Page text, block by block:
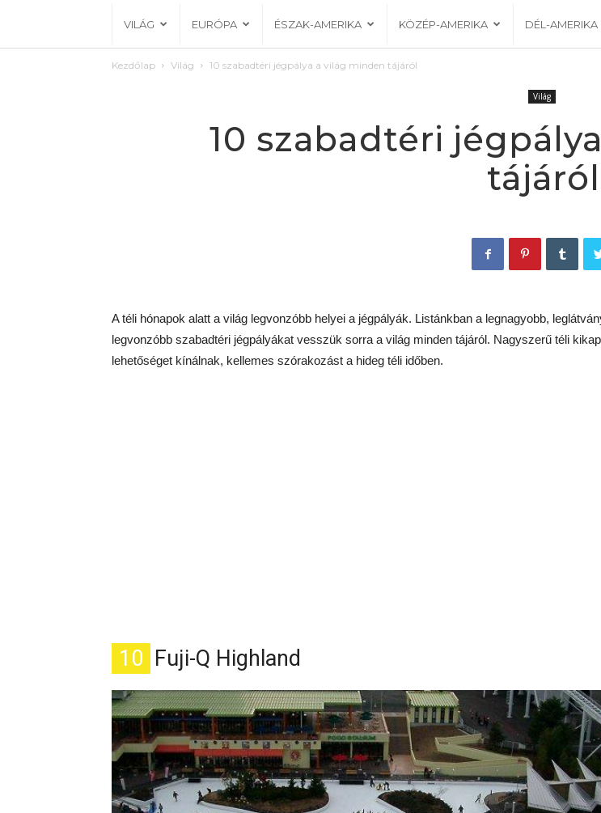
VILÁG EURÓPA ÉSZAK-AMERIKA KÖZÉP-AMERIKA DÉL-AMERIKA
Kezdőlap Világ 10 szabadtéri jégpálya a világ minden tájáról
Világ
10 szabadtéri
tájáról
A téli hónapok alatt a világ legvonzóbb helyei a jégpályák. Listánkban a legnagyobb,
legvonzóbb szabadtéri jégpályákat vesszük sorra a világ minden tájáról. Nagyszerű téli
lehetőséget kínálnak, kellemes szórakozást a hideg téli időben.
10 Fuji-Q Highland